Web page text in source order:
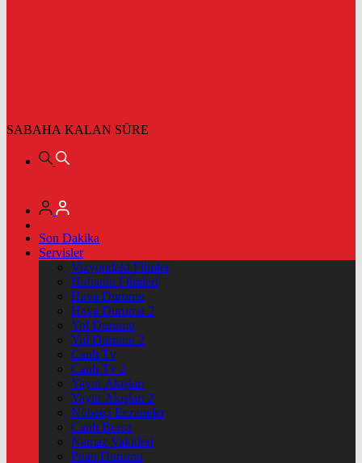
SABAHA KALAN SÜRE
Son Dakika
Servisler
Vizyondaki Filmler
Haftanin Filmleri
Hava Durumu
Hava Durumu 2
Yol Durumu
Yol Durumu 2
Canlı Tv
Canlı Tv 2
Yayın Akışları
Yayın Akışları 2
Nöbetçi Eczaneler
Canlı Borsa
Namaz Vakitleri
Puan Durumu